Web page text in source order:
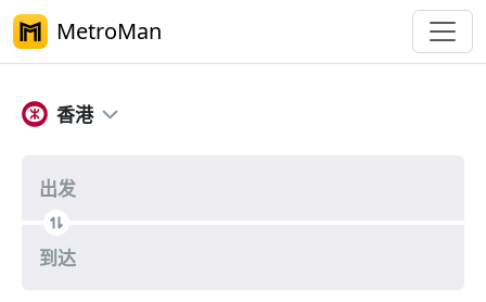
MetroMan
港铁路线规划
香港
出发
到达